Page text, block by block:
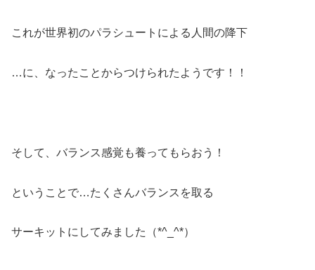
これが世界初のパラシュートによる人間の降下
…に、なったことからつけられたようです！！
そして、バランス感覚も養ってもらおう！
ということで…たくさんバランスを取る
サーキットにしてみました（*^_^*）